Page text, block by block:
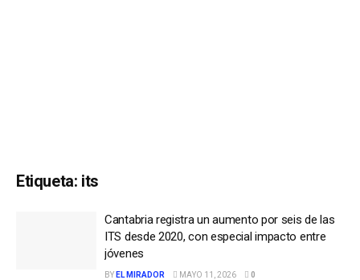
Etiqueta: its
Cantabria registra un aumento por seis de las
ITS desde 2020, con especial impacto entre
jóvenes
BY EL MIRADOR MAYO 11, 2026 0